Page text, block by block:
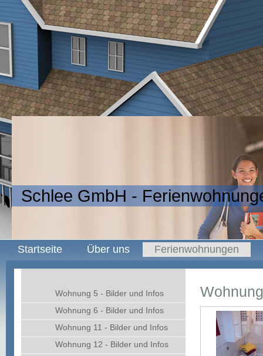
Schlee GmbH -
Startseite Über uns Ferienwohnungen
Wohnung 5 - Bilder und Infos
Wohnung 6 - Bilder und Infos
Wohnung 11 - Bilder und Infos
Wohnung 12 - Bilder und Infos